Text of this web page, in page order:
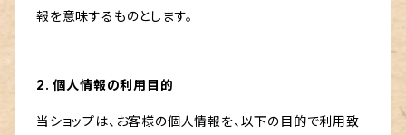
報を意味するものとします。
2. 個人情報の利用目的
当ショップは、お客様の個人情報を、以下の目的で利用致